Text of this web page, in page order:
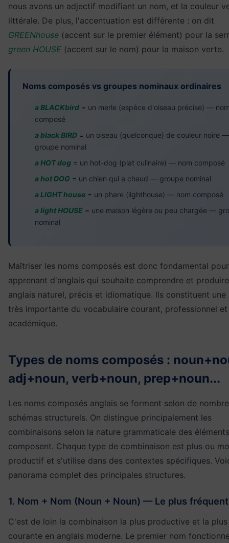
nous avons un adjectif modifiant un nom, et la couleur
littérale. De plus, l'accentuation est différente : on dit
GREENhouse (accent sur le premier élément) pour la
green HOUSE (accent sur le nom) pour la maison verte.
Noms composés vs groupes nominaux ordinaires
a BLACKbird = un merle (espèce d'oiseau précise) —
composé
a black BIRD = un oiseau (quelconque) de couleur noire —
groupe nominal
a HOT dog = un hot-dog (plat culinaire) — nom composé
a hot DOG = un chien qui a chaud — groupe nominal
a LIGHT house = un phare (lighthouse) — nom composé
a light HOUSE = une maison légère ou peu chargée —
nominal
Maîtriser les noms composés est donc fondamental
apprenant d'anglais qui souhaite comprendre et
anglais naturel, précis et idiomatique. Ils constituent
très importante du vocabulaire courant, professionnel et
académique.
Types de noms composés :
adj+noun, verb+noun, prep+noun...
Les noms composés anglais se forment selon de
schémas structurels. On distingue principalement les
combinaisons selon la nature grammaticale des
composent. Chaque type de combinaison est plus ou
productif et s'utilise dans des contextes spécifiques.
panorama complet des principales structures.
1. Nom + Nom (Noun + Noun) — Le plus fréquent
C'est de loin la combinaison la plus productive et la plus
courante en anglais moderne. Le premier nom